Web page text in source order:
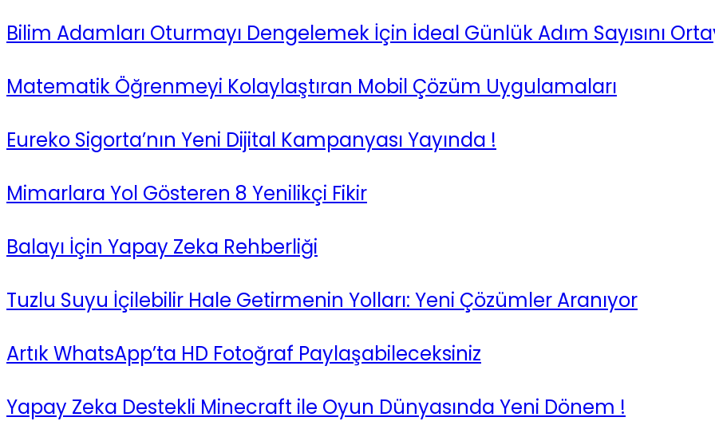
Bilim Adamları Oturmayı Dengelemek İçin İdeal Günlük Adım Sayısını
Matematik Öğrenmeyi Kolaylaştıran Mobil Çözüm Uygulamaları
Eureko Sigorta’nın Yeni Dijital Kampanyası Yayında !
Mimarlara Yol Gösteren 8 Yenilikçi Fikir
Balayı İçin Yapay Zeka Rehberliği
Tuzlu Suyu İçilebilir Hale Getirmenin Yolları: Yeni Çözümler Aranıyor
Artık WhatsApp’ta HD Fotoğraf Paylaşabileceksiniz
Yapay Zeka Destekli Minecraft ile Oyun Dünyasında Yeni Dönem !